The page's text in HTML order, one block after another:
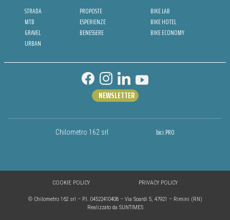
STRADA
MTB
GRAVEL
URBAN
PROPOSTE
ESPERIENZE
BENESSERE
BIKE LAB
BIKE HOTEL
BIKE ECONOMY
Chilometro 162 srl bici.PRO
NEWSLETTER
© Chilometro 162 srl – P.I. 04522410408 – Via Soardi 5, 47921 – Rimini (RN)
Realizzato da SUNTIMES
COOKIE POLICY PRIVACY POLICY